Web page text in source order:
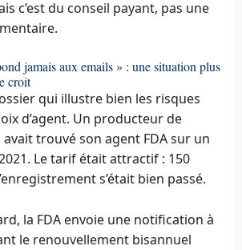
c’est du conseil payant, pas une
jamais aux emails » : une situation plus
croit
qui illustre bien les risques
d’agent. Un producteur de
trouvé son agent FDA sur un
Le tarif était attractif : 150
s’était bien passé.
la FDA envoie une notification à
le renouvellement bisannuel